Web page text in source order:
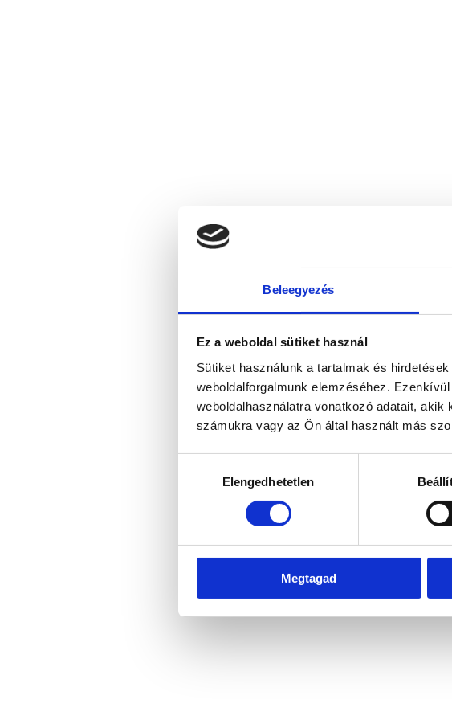
Beleegyezés
Ez a weboldal sütiket használ
Sütiket használunk a tartalmak és
weboldalforgalmunk elemzéséhez.
weboldalhasználatra vonatkozó adatait,
számukra vagy az Ön által használt más
kiválasztásaElengedhetetlen
Megtagad
Application error: a client-side exception has